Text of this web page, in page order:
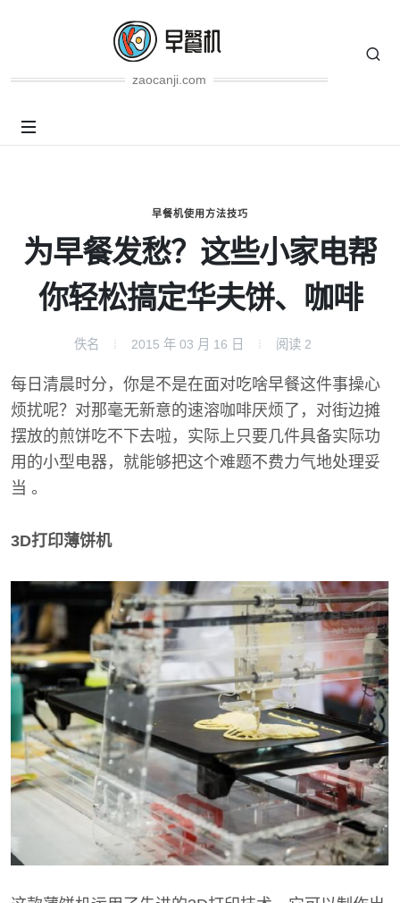
zaocanji.com
早餐机使用方法技巧
为早餐发愁？这些小家电帮
你轻松搞定华夫饼、咖啡
佚名 2015 年 03 月 16 日 阅读 2
每日清晨时分，你是不是在面对吃啥早餐这件事操心
烦扰呢？对那毫无新意的速溶咖啡厌烦了，对街边摊
摆放的煎饼吃不下去啦，实际上只要几件具备实际功
用的小型电器，就能够把这个难题不费力气地处理妥
当 。
3D打印薄饼机